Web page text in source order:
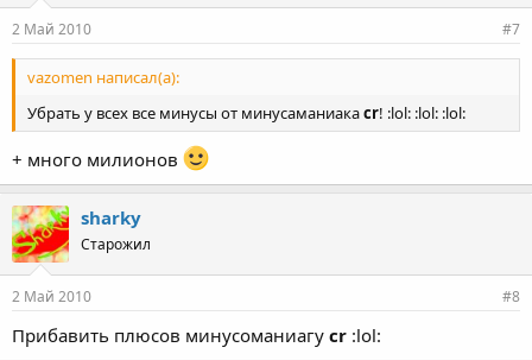
2 Май 2010 #7
vazomen написал(а):
Убрать у всех все минусы от минусаманиакаcr! :lol: :lol: :lol:
+ много милионов
sharky
Старожил
2 Май 2010 #8
Прибавить плюсов минусоманиагу cr :lol: